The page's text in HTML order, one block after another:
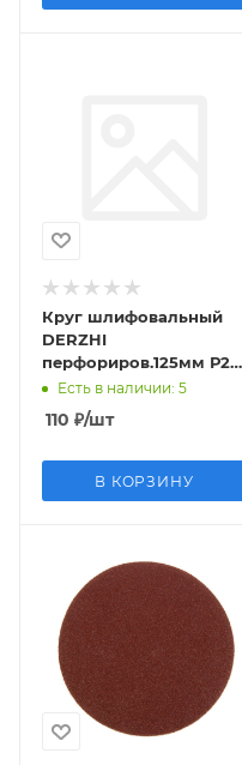
Круг шлифовальный
DERZHI
перфориров.125мм Р24
8873800
Есть в наличии: 5
110 ₽/шт
В КОРЗИНУ